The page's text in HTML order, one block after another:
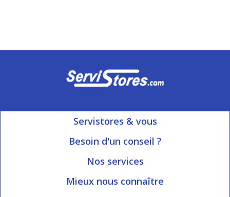
Servistores & vous
Mon compte
Besoin d'un conseil ?
Ouvert du Lundi au Vendredi
Nos services
Informations livraison
Mieux nous connaître